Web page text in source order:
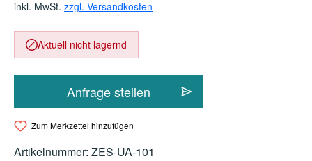
inkl. MwSt. zzgl. Versandkosten
Aktuell nicht lagernd
Anfrage stellen
Zum Merkzettel hinzufügen
Artikelnummer: ZES-UA-101